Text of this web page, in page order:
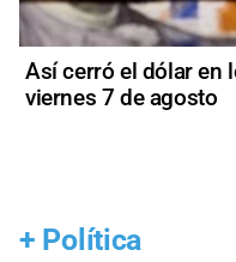
Así cerró el dólar en
viernes 7 de agosto
+ Política